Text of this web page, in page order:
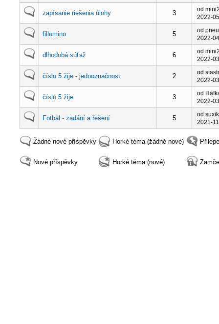
zapísanie riešenia úlohy 3
od
2022-
fillomino 5
od
2022-
dlhodobá súťaž 6
od
2022-
číslo 5 žije - jednoznačnost 2
od
2022-
číslo 5 žije 3
od
2022-
Fotbal - zadání a řešení 5
od suxik
2021-
Žádné nové příspěvky
Nové příspěvky
Horké téma (žádné nové)
Horké téma (nové)